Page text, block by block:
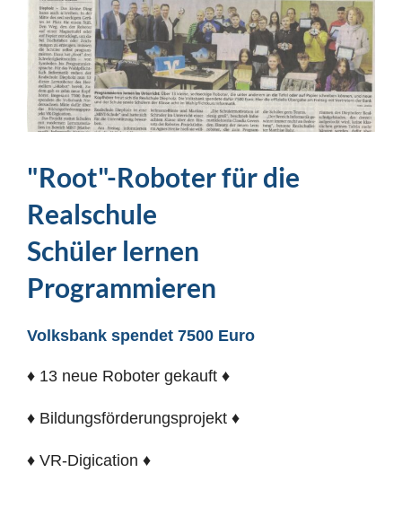
"Root"-Roboter für die
Realschule
Schüler lernen
Programmieren
Volksbank spendet 7500 Euro
♦ 13 neue Roboter gekauft ♦
♦ Bildungsförderungsprojekt ♦
♦ VR-Digication ♦